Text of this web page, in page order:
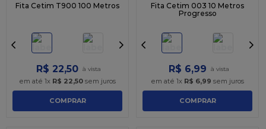
Fita Cetim T900 100 Metros
R$ 22,50
em até 1x R$ 22,50 sem juros
COMPRAR
Fita Cetim 003 10 Metros
Progresso
R$ 6,99
em até 1x R$ 6,99 sem juros
COMPRAR